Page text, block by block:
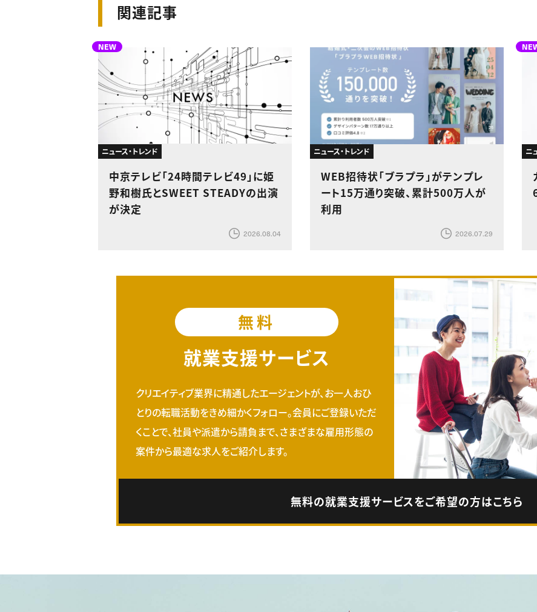
関連記事
NEW
ニュース・トレンド
中京テレビ「24時間テレビ49」に姫
野和樹氏とSWEET STEADYの出演
が決定
2026.08.04
ニュース・トレンド
WEB招待状「ブラプラ」がテンプレ
ート15万通り突破、累計500万人が
利用
2026.07.29
ニ
無料
就業支援サービス
クリエイティブ業界に精通したエージェントが、お一人おひ
とりの転職活動をきめ細かくフォロー。会員にご登録いただ
くことで、社員や派遣から請負まで、さまざまな雇用形態の
案件から最適な求人をご紹介します。
無料の就業支援サービスをご希望の方はこちら